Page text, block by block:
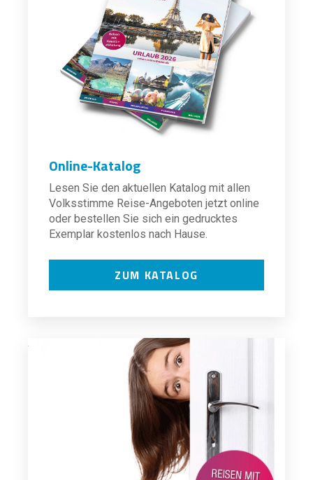
Online-Katalog
Lesen Sie den aktuellen Katalog mit allen
Volksstimme Reise-Angeboten jetzt online
oder bestellen Sie sich ein gedrucktes
Exemplar kostenlos nach Hause.
ZUM KATALOG